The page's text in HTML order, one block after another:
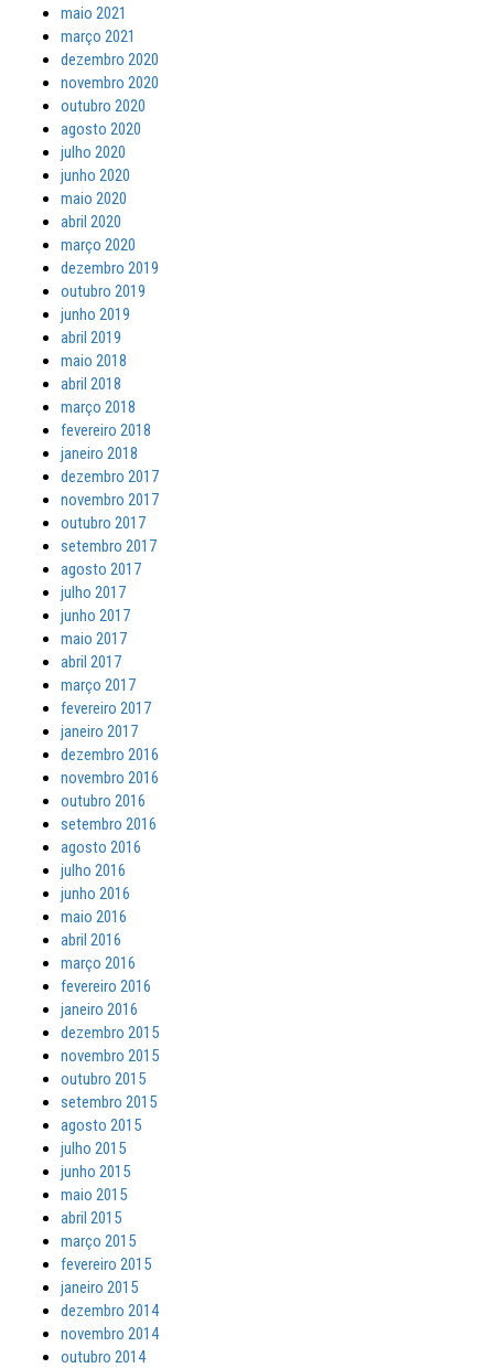
maio 2021
março 2021
dezembro 2020
novembro 2020
outubro 2020
agosto 2020
julho 2020
junho 2020
maio 2020
abril 2020
março 2020
dezembro 2019
outubro 2019
junho 2019
abril 2019
maio 2018
abril 2018
março 2018
fevereiro 2018
janeiro 2018
dezembro 2017
novembro 2017
outubro 2017
setembro 2017
agosto 2017
julho 2017
junho 2017
maio 2017
abril 2017
março 2017
fevereiro 2017
janeiro 2017
dezembro 2016
novembro 2016
outubro 2016
setembro 2016
agosto 2016
julho 2016
junho 2016
maio 2016
abril 2016
março 2016
fevereiro 2016
janeiro 2016
dezembro 2015
novembro 2015
outubro 2015
setembro 2015
agosto 2015
julho 2015
junho 2015
maio 2015
abril 2015
março 2015
fevereiro 2015
janeiro 2015
dezembro 2014
novembro 2014
outubro 2014